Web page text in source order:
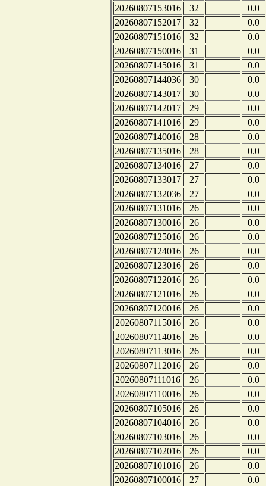
20260807153016 32
0.0
20260807152017
32
0.0
20260807151016
32
0.0
20260807150016
31
0.0
20260807145016
31
0.0
20260807144036
30
0.0
20260807143017
30
0.0
20260807142017
29
0.0
20260807141016
29
0.0
20260807140016
28
0.0
20260807135016
28
0.0
20260807134016
27
0.0
20260807133017
27
0.0
20260807132036
27
0.0
20260807131016
26
0.0
20260807130016
26
0.0
20260807125016
26
0.0
20260807124016
26
0.0
20260807123016
26
0.0
20260807122016
26
0.0
20260807121016
26
0.0
20260807120016
26
0.0
20260807115016
26
0.0
20260807114016
26
0.0
20260807113016
26
0.0
20260807112016
26
0.0
20260807111016
26
0.0
20260807110016
26
0.0
20260807105016
26
0.0
20260807104016
26
0.0
20260807103016
26
0.0
20260807102016
26
0.0
20260807101016
26
0.0
20260807100016
27
0.0